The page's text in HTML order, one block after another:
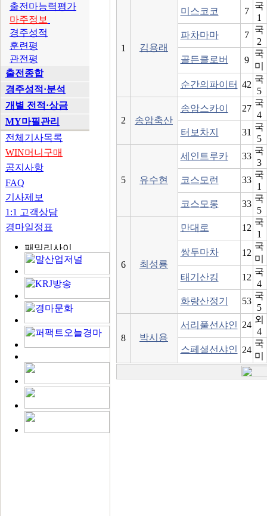
출전마능력평가
마주정보
경주성적
훈련평
관전평
출전종합
경주성적·분석
개별 전적·상금
MY마필관리
전체기사목록
WIN머니구매
공지사항
FAQ
기사제보
1:1 고객상담
경마일정표
1 김용래
미스코코 7
국
1
파차마마
7
국
2
골든클로버
9
국
미
순간의파이터 42
국
5
2 송암축산
송암스카이 27
국
4
터보차지
31
국
5
5 유수현
세인트루카 33
국
3
코스모런
33
국
1
코스모롱
33
국
5
6 최성룡
만대로 12
국
1
쌍두마차
12
국
미
태기산킹
12
국
4
화랑산정기
53
국
5
8 박시용
서리풀선샤인 24
외
4
스페셜선샤인
24
국
미